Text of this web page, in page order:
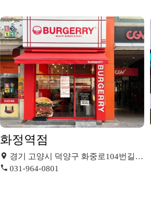
화정역점
경기 고양시 덕양구 화중로104번길 28
031-964-0801